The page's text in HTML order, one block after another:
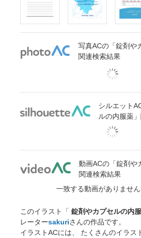
写真ACの「錠剤や
関連検索結果
シルエット
ルの内服薬
動画ACの「錠剤や
関連検索結果
一致する動画がありません
このイラスト「 錠剤やカプセルの内
レーターsakuriさんの作品です。
イラストACには、 たくさんのイラス